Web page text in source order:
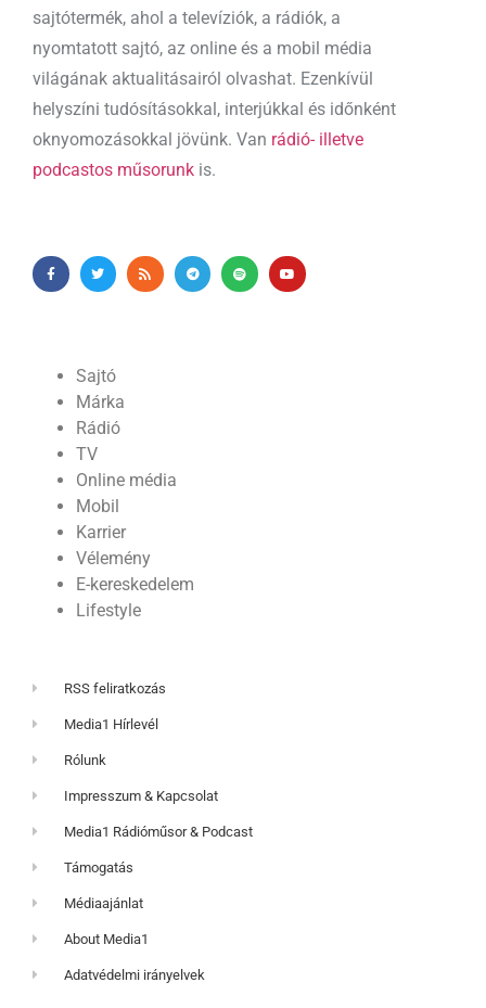
sajtótermék, ahol a televíziók, a rádiók, a
nyomtatott sajtó, az online és a mobil média
világának aktualitásairól olvashat. Ezenkívül
helyszíni tudósításokkal, interjúkkal és időnként
oknyomozásokkal jövünk. Van rádió- illetve
podcastos műsorunk is.
Sajtó
Márka
Rádió
TV
Online média
Mobil
Karrier
Vélemény
E-kereskedelem
Lifestyle
RSS feliratkozás
Media1 Hírlevél
Rólunk
Impresszum & Kapcsolat
Media1 Rádióműsor & Podcast
Támogatás
Médiaajánlat
About Media1
Adatvédelmi irányelvek